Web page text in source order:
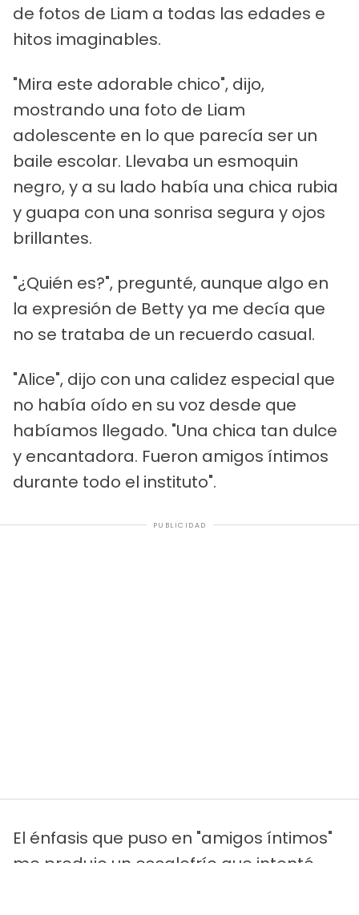
de fotos de Liam a todas las edades e
hitos imaginables.
"Mira este adorable chico", dijo,
mostrando una foto de Liam
adolescente en lo que parecía ser un
baile escolar. Llevaba un esmoquin
negro, y a su lado había una chica rubia
y guapa con una sonrisa segura y ojos
brillantes.
"¿Quién es?", pregunté, aunque algo en
la expresión de Betty ya me decía que
no se trataba de un recuerdo casual.
"Alice", dijo con una calidez especial que
no había oído en su voz desde que
habíamos llegado. "Una chica tan dulce
y encantadora. Fueron amigos íntimos
durante todo el instituto".
PUBLICIDAD
El énfasis que puso en "amigos íntimos"
me produjo un escalofrío que intenté